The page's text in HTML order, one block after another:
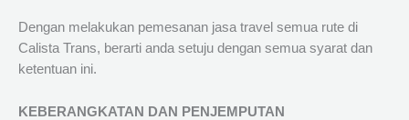
Dengan melakukan pemesanan jasa travel semua rute di
Calista Trans, berarti anda setuju dengan semua syarat dan
ketentuan ini.
KEBERANGKATAN DAN PENJEMPUTAN